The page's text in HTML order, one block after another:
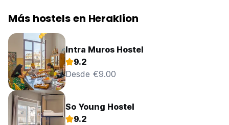
Más hostels en Heraklion
Intra Muros Hostel
9.2
Desde €9.00
So Young Hostel
9.2